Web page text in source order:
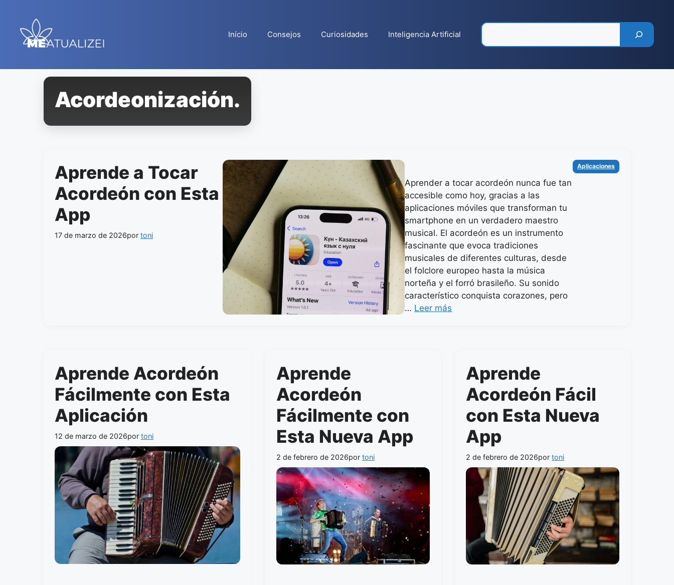
contenido
Início Consejos Curiosidades Inteligencia Artificial
Acordeonización.
Aprende a Tocar
Acordeón con Esta
App
17 de marzo de 2026por toni
Aprender a tocar acordeón nunca fue tan
accesible como hoy, gracias a las
aplicaciones móviles que transforman tu
smartphone en un verdadero maestro
musical. El acordeón es un instrumento
fascinante que evoca tradiciones
musicales de diferentes culturas, desde
el folclore europeo hasta la música
norteña y el forró brasileño. Su sonido
característico conquista corazones, pero
… Leer más
Categorías
Aplicaciones
Aprende Acordeón
Fácilmente con Esta
Aplicación
12 de marzo de 2026por toni
Aprende
Acordeón
Fácilmente con
Esta Nueva App
2 de febrero de 2026por toni
Aprende
Acordeón Fácil
con Esta Nueva
App
2 de febrero de 2026por toni